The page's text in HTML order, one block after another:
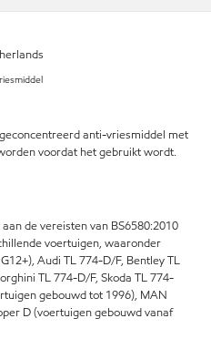
anti-vriesmiddel met
voordat het gebruikt wordt.
de vereisten van BS6580:2010
voertuigen, waaronder
Audi TL 774-D/F, Bentley TL
TL 774-D/F, Skoda TL 774-
gebouwd tot 1996), MAN
D (voertuigen gebouwd vanaf